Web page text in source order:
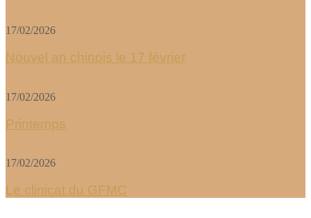
17/02/2026
Nouvel an chinois le 17 février
17/02/2026
Printemps
17/02/2026
Le clinicat du GFMC